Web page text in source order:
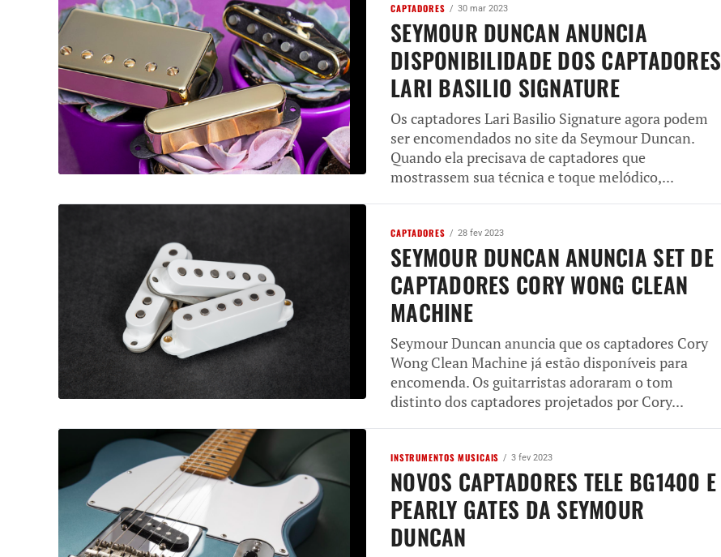
CAPTADORES 30 mar 2023
SEYMOUR DUNCAN ANUNCIA
DISPONIBILIDADE DOS CAPTADORES
LARI BASILIO SIGNATURE
Os captadores Lari Basilio Signature agora podem
ser encomendados no site da Seymour Duncan.
Quando ela precisava de captadores que
mostrassem sua técnica e toque melódico,...
CAPTADORES 28 fev 2023
SEYMOUR DUNCAN ANUNCIA SET DE
CAPTADORES CORY WONG CLEAN
MACHINE
Seymour Duncan anuncia que os captadores Cory
Wong Clean Machine já estão disponíveis para
encomenda. Os guitarristas adoraram o tom
distinto dos captadores projetados por Cory...
INSTRUMENTOS MUSICAIS 3 fev 2023
NOVOS CAPTADORES TELE BG1400 E
PEARLY GATES DA SEYMOUR
DUNCAN